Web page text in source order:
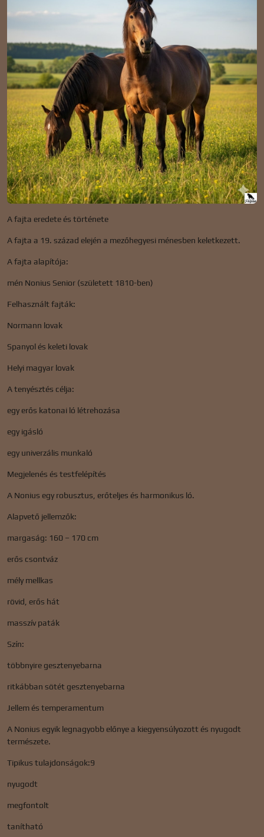
A fajta eredete és története
A fajta a 19. század elején a mezőhegyesi ménesben keletkezett.
A fajta alapítója:
mén Nonius Senior (született 1810-ben)
Felhasznált fajták:
Normann lovak
Spanyol és keleti lovak
Helyi magyar lovak
A tenyésztés célja:
egy erős katonai ló létrehozása
egy igásló
egy univerzális munkaló
Megjelenés és testfelépítés
A Nonius egy robusztus, erőteljes és harmonikus ló.
Alapvető jellemzők:
margaság: 160 – 170 cm
erős csontváz
mély mellkas
rövid, erős hát
masszív paták
Szín:
többnyire gesztenyebarna
ritkábban sötét gesztenyebarna
Jellem és temperamentum
A Nonius egyik legnagyobb előnye a kiegyensúlyozott és nyugodt
természete.
Tipikus tulajdonságok:9
nyugodt
megfontolt
tanítható